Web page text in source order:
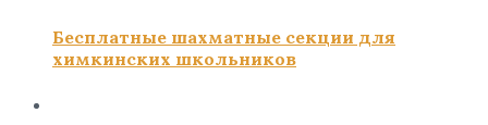
Бесплатные шахматные секции для
химкинских школьников